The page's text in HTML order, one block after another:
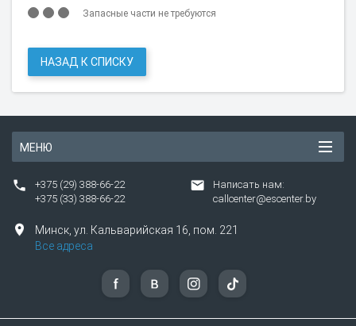
Запасные части не требуются
НАЗАД К СПИСКУ
МЕНЮ
+375 (29) 388-66-22
+375 (33) 388-66-22
Написать нам:
callcenter@escenter.by
Минск, ул. Кальварийская 16, пом. 221
Все адреса